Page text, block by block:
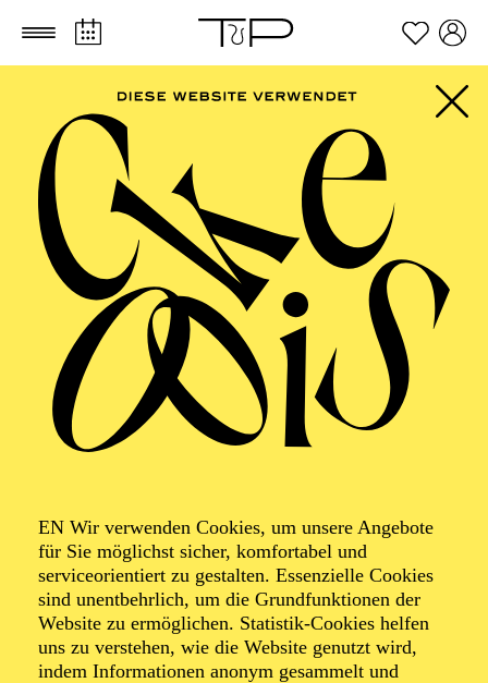
Zum Hauptinhalt springen Zum Footer springen
EN Wir verwenden Cookies, um unsere Angebote
für Sie möglichst sicher, komfortabel und
serviceorientiert zu gestalten. Essenzielle Cookies
sind unentbehrlich, um die Grundfunktionen der
Website zu ermöglichen. Statistik-Cookies helfen
uns zu verstehen, wie die Website genutzt wird,
indem Informationen anonym gesammelt und
FILTER
DECEMBER 2026
PHILHARMONIE ESSEN
Tuesday
01.12.2026
20:00 - 22:00
Alfried Krupp Saal
SYMPHONIE-ORCHESTER
CHRISTIAN VON GEHREN
Werke von Antonín Dvorák, Engelbert Humperdinck, Paul
Organiser: Essener Jugend-Symphonie-Orchester